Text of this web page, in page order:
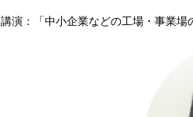
講演：「中小企業などの工場・事業場